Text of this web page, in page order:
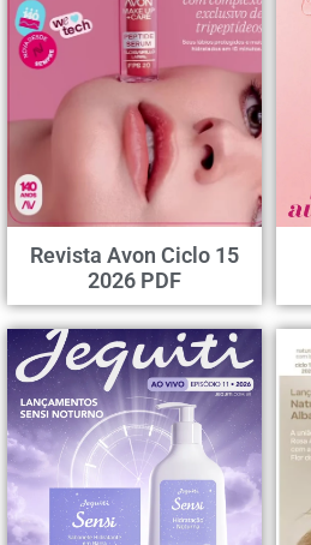
Revista Avon Ciclo 15
2026 PDF